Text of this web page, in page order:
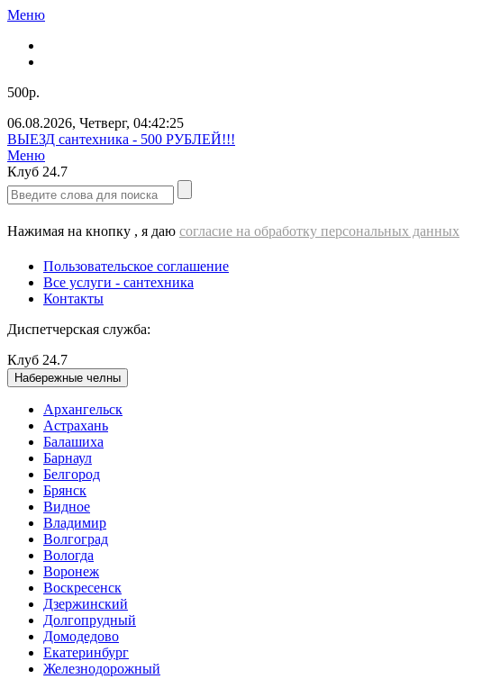
Меню
500р.
06.08.2026, Четверг, 04:42:25
ВЫЕЗД cантехника - 500 РУБЛЕЙ!!!
Меню
Клуб 24.7
Нажимая на кнопку , я даю согласие на обработку персональных данных
Пользовательское соглашение
Все услуги - cантехника
Контакты
Диспетчерская служба:
Клуб 24.7
Набережные челны
Архангельск
Астрахань
Балашиха
Барнаул
Белгород
Брянск
Видное
Владимир
Волгоград
Вологда
Воронеж
Воскресенск
Дзержинский
Долгопрудный
Домодедово
Екатеринбург
Железнодорожный